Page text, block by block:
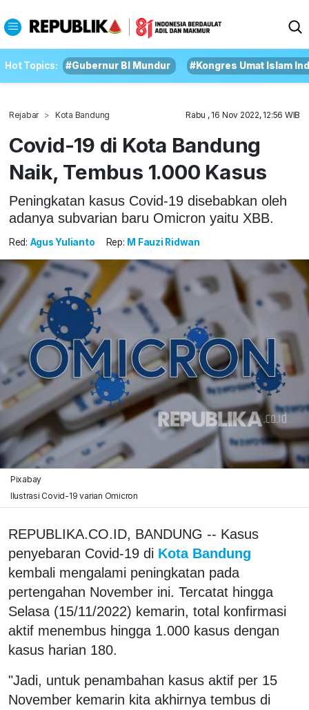
Hot Topics: #Gubernur BI Mundur #Kongres Umat Islam
Rejabar Kota Bandung Rabu , 16 Nov 2022, 12:56 WIB
Covid-19 di Kota Bandung
Naik, Tembus 1.000 Kasus
Peningkatan kasus Covid-19 disebabkan oleh
adanya subvarian baru Omicron yaitu XBB.
Red: Agus Yulianto Rep: M Fauzi Ridwan
Pixabay
Ilustrasi Covid-19 varian Omicron
REPUBLIKA.CO.ID, BANDUNG -- Kasus
penyebaran Covid-19 di Kota Bandung
kembali mengalami peningkatan pada
pertengahan November ini. Tercatat hingga
Selasa (15/11/2022) kemarin, total konfirmasi
aktif menembus hingga 1.000 kasus dengan
kasus harian 180.
"Jadi, untuk penambahan kasus aktif per 15
November kemarin kita akhirnya tembus di